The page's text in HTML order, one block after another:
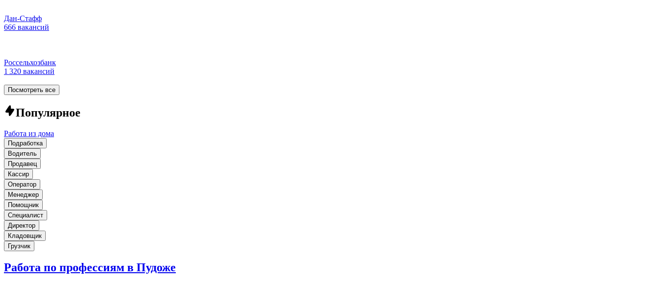
Дан-Стафф
666 вакансий
Россельхозбанк
1 320 вакансий
Посмотреть все
Популярное
Работа из дома
Подработка
Водитель
Продавец
Кассир
Оператор
Менеджер
Помощник
Специалист
Директор
Кладовщик
Грузчик
Работа по профессиям в Пудоже